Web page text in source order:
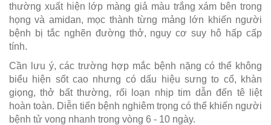
thường xuất hiện lớp màng giả màu trắng xám bên trong
họng và amidan, mọc thành từng mảng lớn khiến người
bệnh bị tắc nghẽn đường thở, nguy cơ suy hô hấp cấp
tính.
Cần lưu ý, các trường hợp mắc bệnh nặng có thể không
biểu hiện sốt cao nhưng có dấu hiệu sưng to cổ, khàn
giọng, thở bất thường, rối loạn nhịp tim dẫn đến tê liệt
hoàn toàn. Diễn tiến bệnh nghiêm trọng có thể khiến người
bệnh tử vong nhanh trong vòng 6 - 10 ngày.